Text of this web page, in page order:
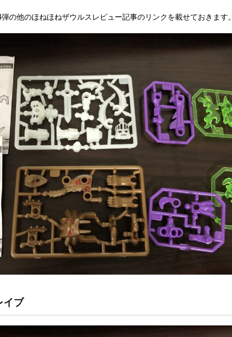
の他のほねほねザウルスレビュー記事のリンクを載せておきます。
イブ